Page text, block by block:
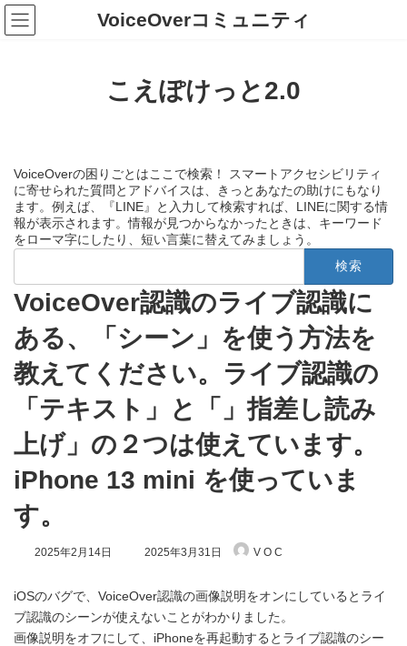
コ
ン
テ
ナ
ビ
ゲ
VoiceOverコミュニティ
こえぽけっと2.0
VoiceOverの困りごとはここで検索！ スマートアクセシビリティ
に寄せられた質問とアドバイスは、きっとあなたの助けにもなり
ます。例えば、『LINE』と入力して検索すれば、LINEに関する情
報が表示されます。情報が見つからなかったときは、キーワード
をローマ字にしたり、短い言葉に替えてみましょう。
検
VoiceOver認識のライブ認識に
ある、「シーン」を使う方法を
教えてください。ライブ認識の
「テキスト」と「」指差し読み
上げ」の２つは使えています。
iPhone 13 mini を使っていま
す。
2025年2月14日
最
新
時
2025年3月31日 V O C
iOSのバグで、VoiceOver認識の画像説明をオンにしているとライ
ブ認識のシーンが使えないことがわかりました。
画像説明をオフにして、iPhoneを再起動するとライブ認識のシー